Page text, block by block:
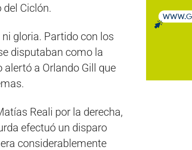
Ciclón.
gloria. Partido con los
disputaban como la
a Orlando Gill que
Reali por la derecha,
efectuó un disparo
considerablemente